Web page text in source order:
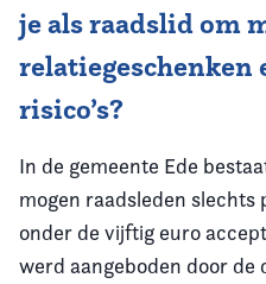
je als raadslid om
relatiegeschenken
risico’s?
In de gemeente Ede
mogen raadsleden slechts
onder de vijftig euro
werd aangeboden door